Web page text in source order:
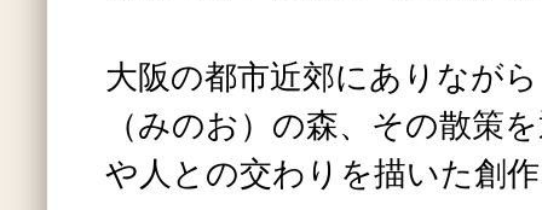
大阪の都市近郊にありなが
（みのお）の森、その散策
や人との交わりを描いた創